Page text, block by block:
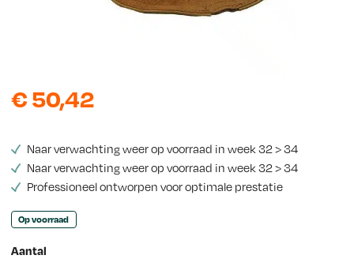
€50,42
Naar verwachting weer op voorraad in week 32 > 34
Naar verwachting weer op voorraad in week 32 > 34
Professioneel ontworpen voor optimale prestatie
Op voorraad
Aantal